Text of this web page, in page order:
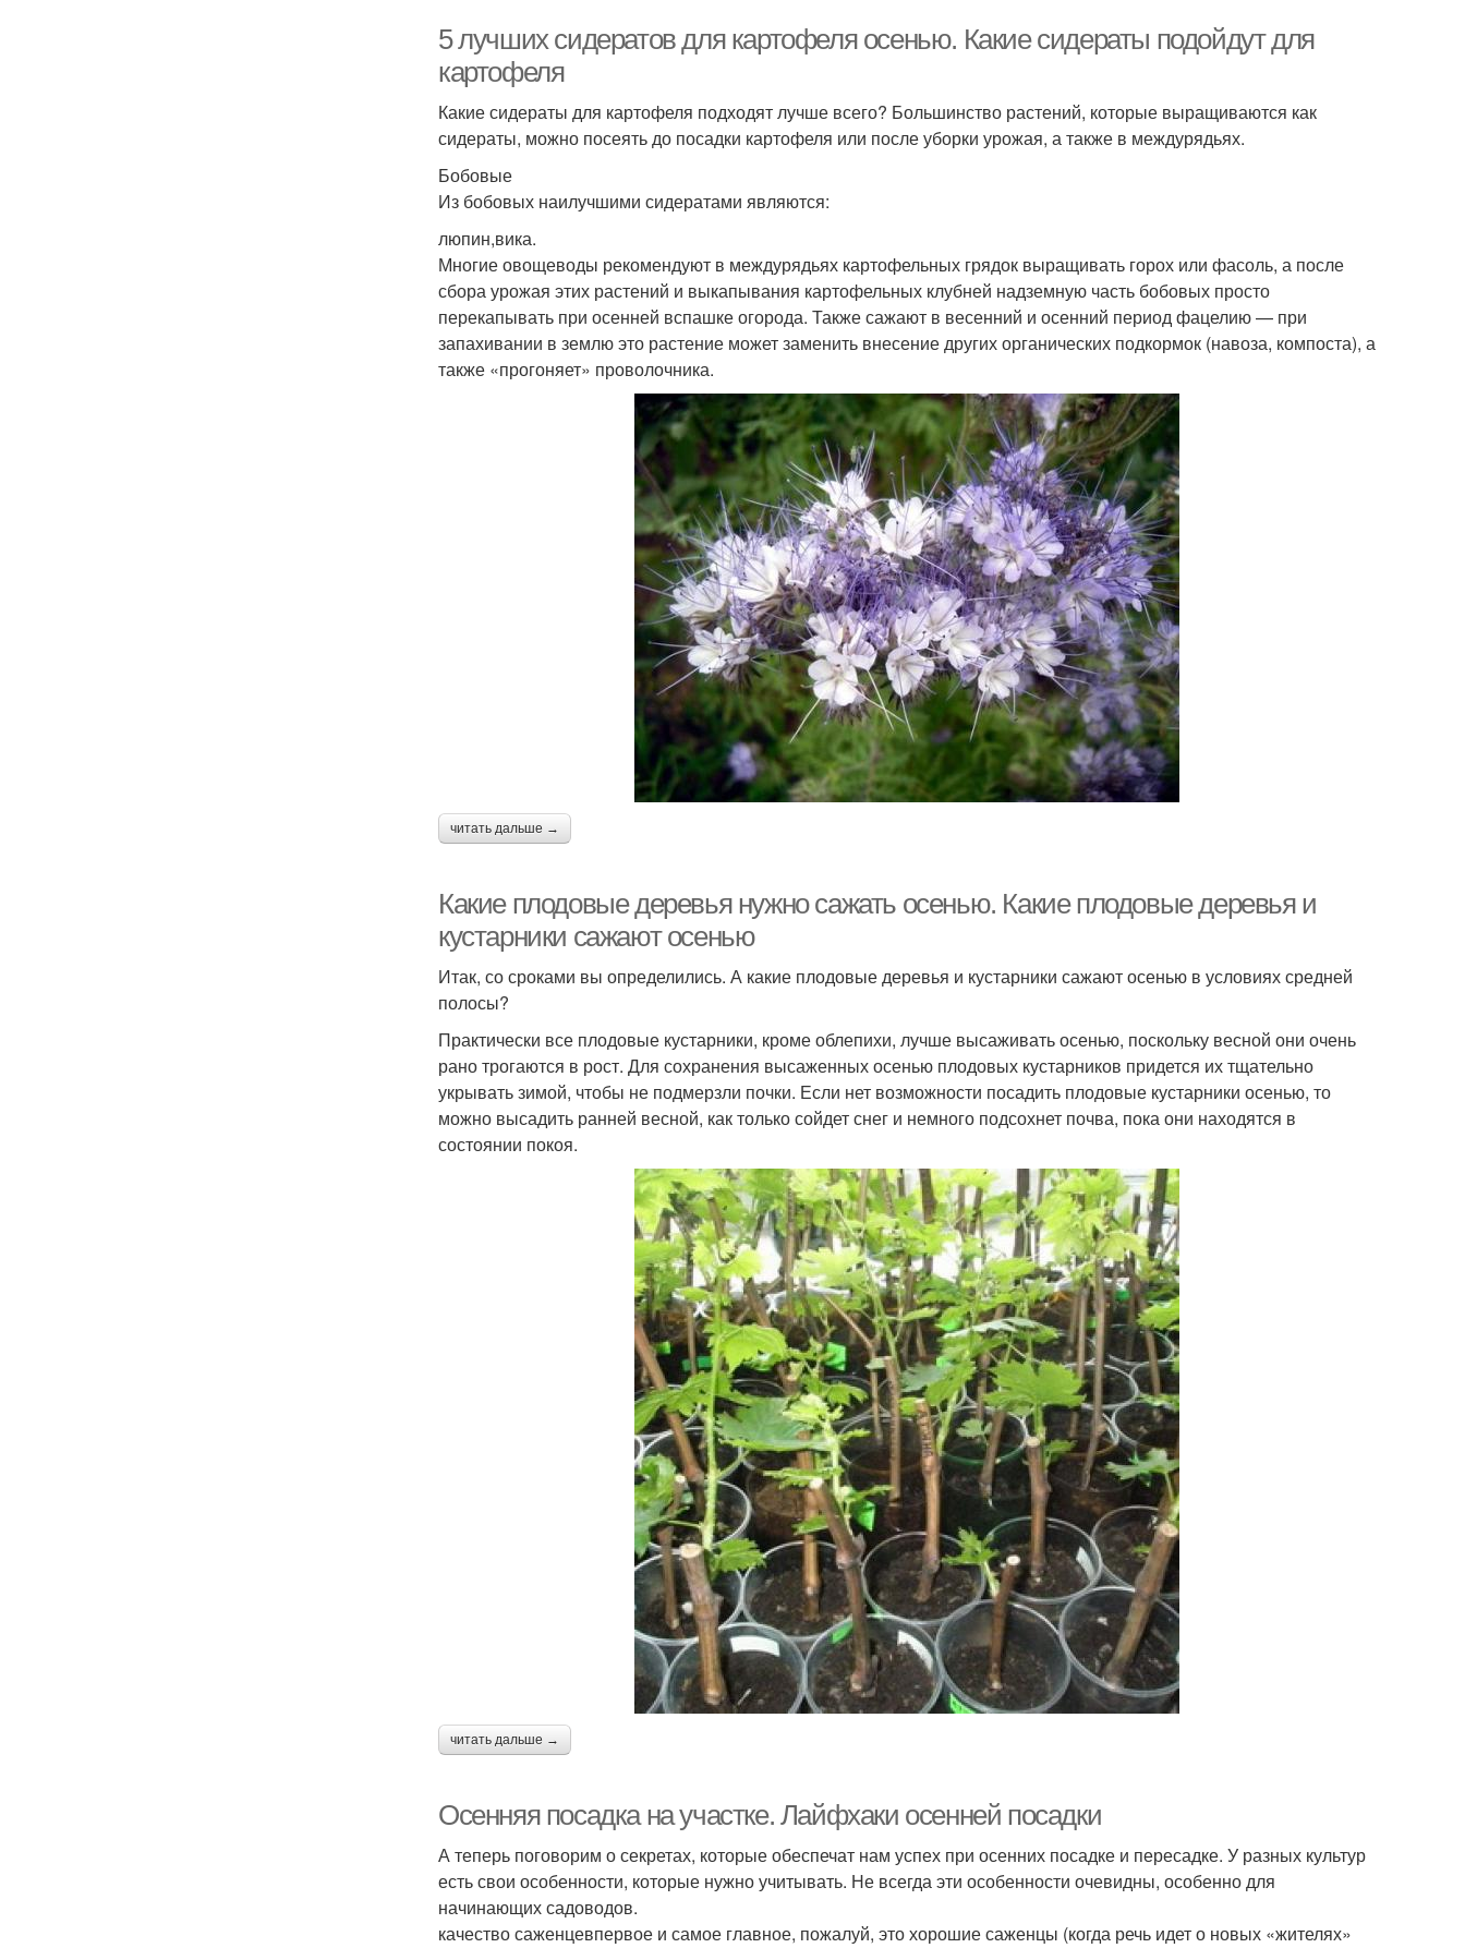
5 лучших сидератов для картофеля осенью. Какие сидераты подойдут для
картофеля
Какие сидераты для картофеля подходят лучше всего? Большинство растений, которые выращиваются как
сидераты, можно посеять до посадки картофеля или после уборки урожая, а также в междурядьях.
Бобовые
Из бобовых наилучшими сидератами являются:
люпин,вика.
Многие овощеводы рекомендуют в междурядьях картофельных грядок выращивать горох или фасоль, а после
сбора урожая этих растений и выкапывания картофельных клубней надземную часть бобовых просто
перекапывать при осенней вспашке огорода. Также сажают в весенний и осенний период фацелию — при
запахивании в землю это растение может заменить внесение других органических подкормок (навоза, компоста), а
также «прогоняет» проволочника.
читать дальше →
Какие плодовые деревья нужно сажать осенью. Какие плодовые деревья и
кустарники сажают осенью
Итак, со сроками вы определились. А какие плодовые деревья и кустарники сажают осенью в условиях средней
полосы?
Практически все плодовые кустарники, кроме облепихи, лучше высаживать осенью, поскольку весной они очень
рано трогаются в рост. Для сохранения высаженных осенью плодовых кустарников придется их тщательно
укрывать зимой, чтобы не подмерзли почки. Если нет возможности посадить плодовые кустарники осенью, то
можно высадить ранней весной, как только сойдет снег и немного подсохнет почва, пока они находятся в
состоянии покоя.
читать дальше →
Осенняя посадка на участке. Лайфхаки осенней посадки
А теперь поговорим о секретах, которые обеспечат нам успех при осенних посадке и пересадке. У разных культур
есть свои особенности, которые нужно учитывать. Не всегда эти особенности очевидны, особенно для
начинающих садоводов.
качество саженцевпервое и самое главное, пожалуй, это хорошие саженцы (когда речь идет о новых «жителях»